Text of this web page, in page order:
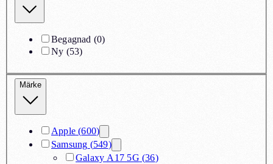
Begagnad (0)
Ny (53)
Märke
Apple (600)
Samsung (549)
Galaxy A17 5G (36)